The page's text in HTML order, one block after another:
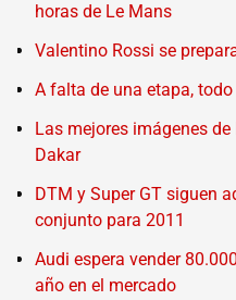
horas de Le Mans
Valentino Rossi se
A falta de una etapa,
Las mejores imágenes
Dakar
DTM y Super GT siguen
conjunto para 2011
Audi espera vender
año en el mercado